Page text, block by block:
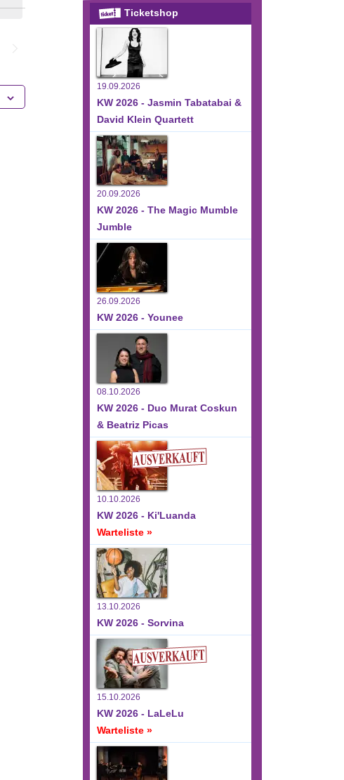
Ticketshop
19.09.2026
KW 2026 - Jasmin Tabatabai &
David Klein Quartett
20.09.2026
KW 2026 - The Magic Mumble
Jumble
26.09.2026
KW 2026 - Younee
08.10.2026
KW 2026 - Duo Murat Coskun
& Beatriz Picas
10.10.2026
KW 2026 - Ki'Luanda
Warteliste »
13.10.2026
KW 2026 - Sorvina
15.10.2026
KW 2026 - LaLeLu
Warteliste »